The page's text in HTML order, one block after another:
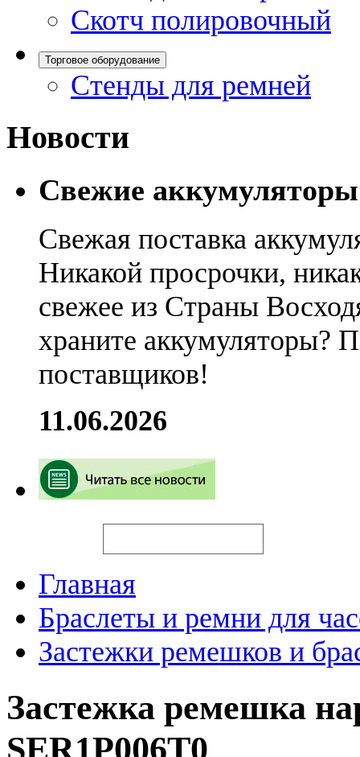
Скотч полировочный
Торговое оборудование
Стенды для ремней
Новости
Свежие
Свежая поставка
Никакой просрочки,
свежее из Страны
храните аккумуляторы?
поставщиков!
11.06.2026
Главная
Браслеты и ремни для
Застежки ремешков и
Застежка ремешка
SER1P006T0